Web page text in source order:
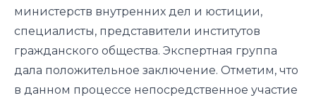
министерств внутренних дел и юстиции,
специалисты, представители институтов
гражданского общества. Экспертная группа
дала положительное заключение. Отметим, что
в данном процессе непосредственное участие